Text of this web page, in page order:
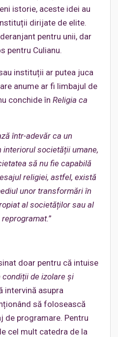
istorie, aceste idei au
dirijate de elite.
pentru unii, dar
pentru Culianu.
instituții ar putea juca
anume ar fi limbajul de
conchide în Religia ca
într-adevăr ca un
interiorul societății umane,
să nu fie capabilă
religiei, astfel, există
unor transformări în
al societăților sau al
”
doar pentru că intuise
de izolare și
intervină asupra
să folosească
de programare. Pentru
cel mult catedra de la